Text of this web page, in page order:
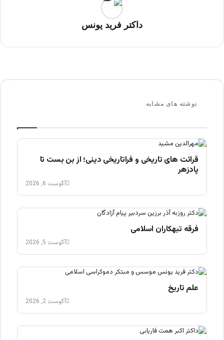
داکتر فرید یونس
نوشته های مشابه
قرائت های تاریخی و فراتاریخی دینی؛ از بن بست تا
پادزهر
آگوست 6, 2026
فرقه تبهکاران اسلامی
آگوست 5, 2026
علم تاریخ
آگوست 2, 2026